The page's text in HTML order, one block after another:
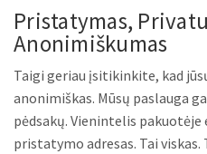
Pristatymas,
Anonimiškumas
Taigi geriau įsitikinkite, kad
anonimiškas. Mūsų paslauga
pėdsakų. Vienintelis pakuotėje
pristatymo adresas. Tai